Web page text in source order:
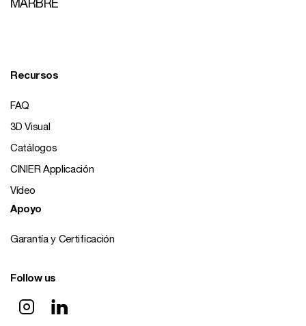
MARBRE
Recursos
FAQ
3D Visual
Catálogos
CINIER Applicación
Vídeo
Apoyo
Garantía y Certificación
Follow us